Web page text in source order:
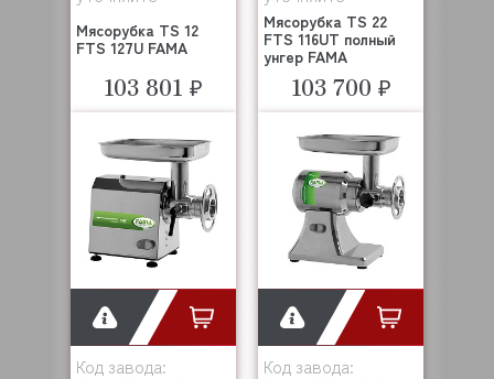
Мясорубка TS 12
FTS 127U FAMA
103 801 ₽
Мясорубка TS 22
FTS 116UT полный
унгер FAMA
103 700 ₽
Код завода: Код завода: